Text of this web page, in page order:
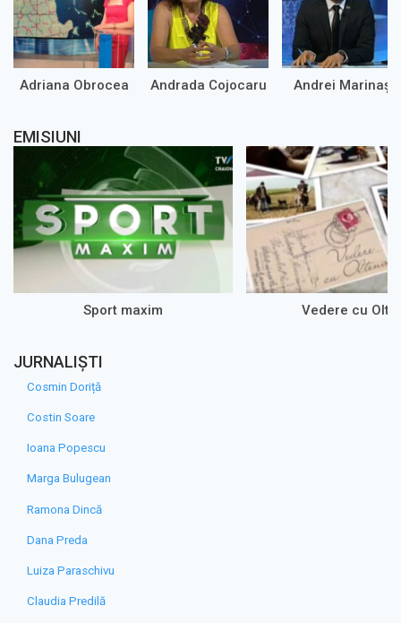
Adriana Obrocea Andrada Cojocaru Andrei Marinaș
EMISIUNI
Sport maxim Vedere cu
JURNALIȘTI
Cosmin Doriță
Costin Soare
Ioana Popescu
Marga Bulugean
Ramona Dincă
Dana Preda
Luiza Paraschivu
Claudia Predilă